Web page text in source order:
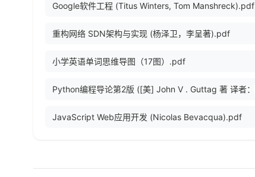
Google软件工程 (Titus Winters, Tom Manshreck).pdf
重构网络 SDN架构与实现 (杨泽卫，李呈著).pdf
小学英语单词思维导图（17图）.pdf
JavaScript Web应用开发 (Nicolas Bevacqua).pdf